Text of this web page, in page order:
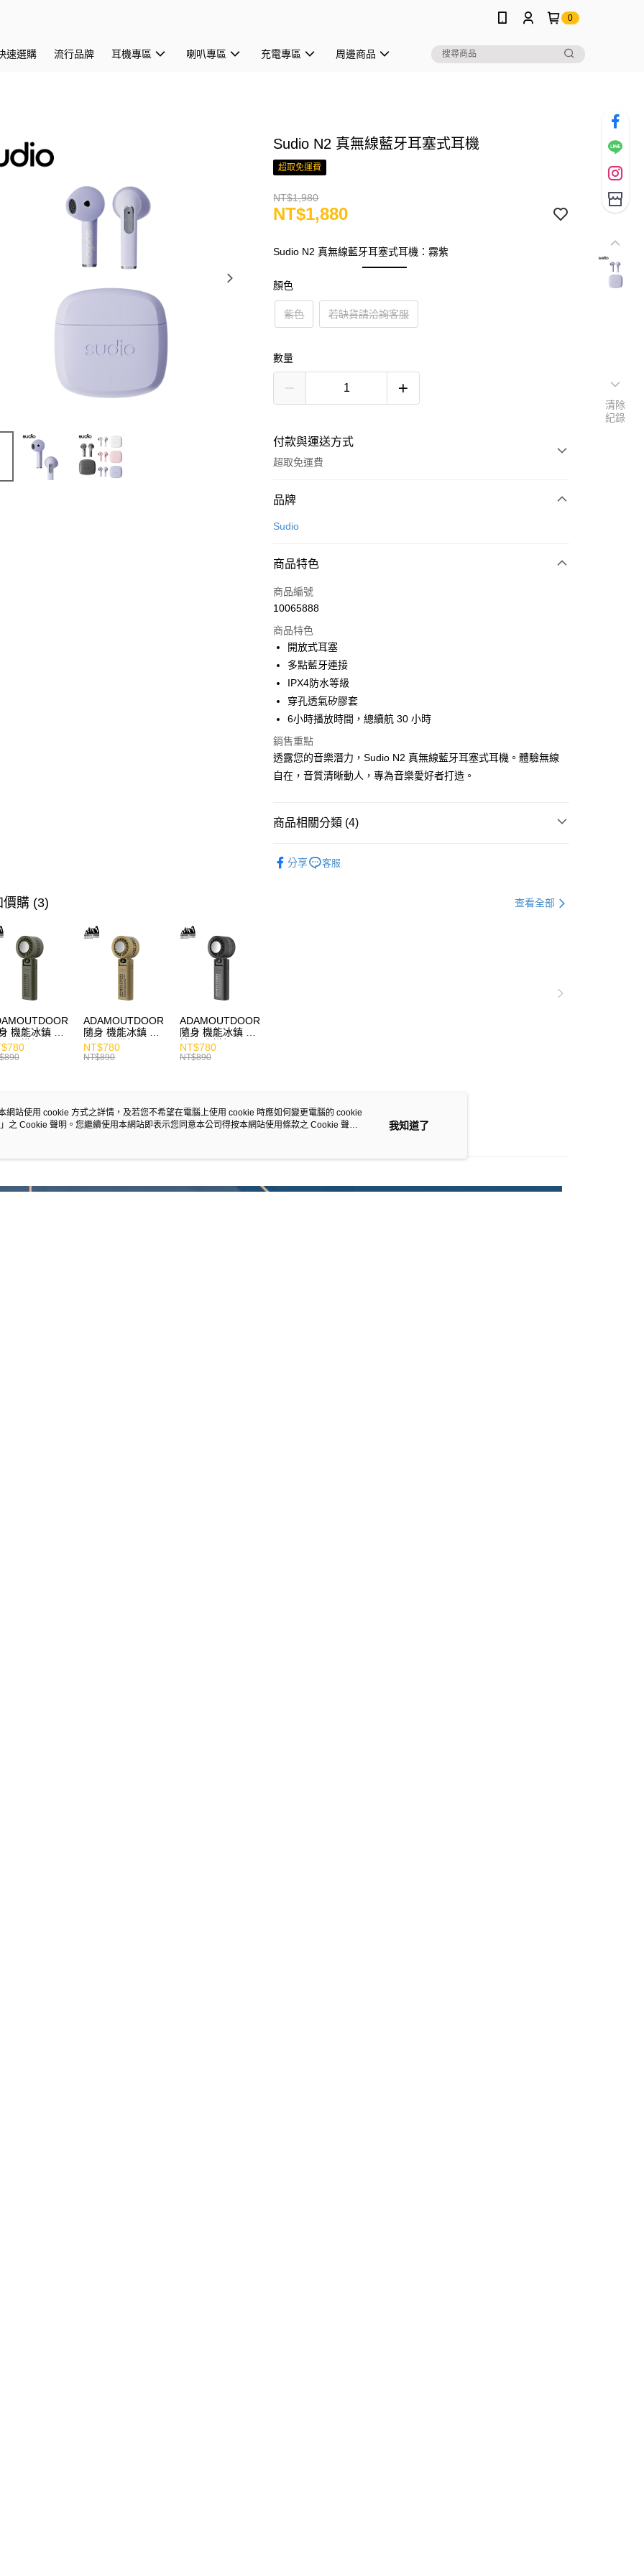
0
速選購 流行品牌 耳機專區 喇叭專區 充電專區 周邊商品
Sudio N2 真無線藍牙耳塞式耳機
超取免運費
NT$1,980
NT$1,880
Sudio N2 真無線藍牙耳塞式耳機：霧紫
顏色
紫色 若缺貨請洽詢客服
數量
付款與運送方式
超取免運費
付款方式
信用卡一次付款
街口支付
悠遊付
ATM付款
運送方式
免運費
付款後7-11取貨
宅配
品牌
Sudio
商品特色
商品編號
10065888
商品特色
開放式耳塞
多點藍牙連接
IPX4防水等級
穿孔透氣矽膠套
6小時播放時間，總續航 30 小時
銷售重點
透露您的音樂潛力，Sudio N2 真無線藍牙耳塞式耳機。體驗無線
自在，音質清晰動人，專為音樂愛好者打造。
商品相關分類 (4)
分享 客服
價購 (3) 查看全部
機能冰鎮 手
扇 掛繩
ADAMOUTDOOR
隨身 機能冰鎮 手
持風扇 掛繩
NT$780
NT$890
ADAMOUTDOOR
隨身 機能冰鎮 手
持風扇 掛繩
NT$780
NT$890
清除
紀錄
網站使用 cookie 方式之詳情，及若您不希望在電腦上使用 cookie 時應如何變更電腦的 cookie
」之 Cookie 聲明。您繼續使用本網站即表示您同意本公司得按本網站使用條款之 Cookie 聲明
我知道了